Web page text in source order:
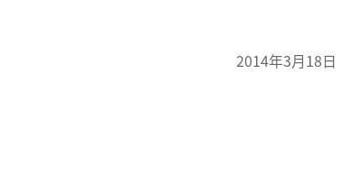
様 2014年3月18日